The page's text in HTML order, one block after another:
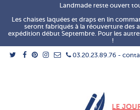
Landmade reste ouvert
Les chaises laquées et draps en lin
seront fabriqués à la réouverture des
expédition début Septembre. Pour les
!
03.20.23.89.76 -